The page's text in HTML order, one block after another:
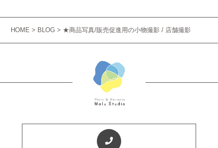
HOME> BLOG > ★商品写真/販売促進用の小物撮影 / 店舗撮影